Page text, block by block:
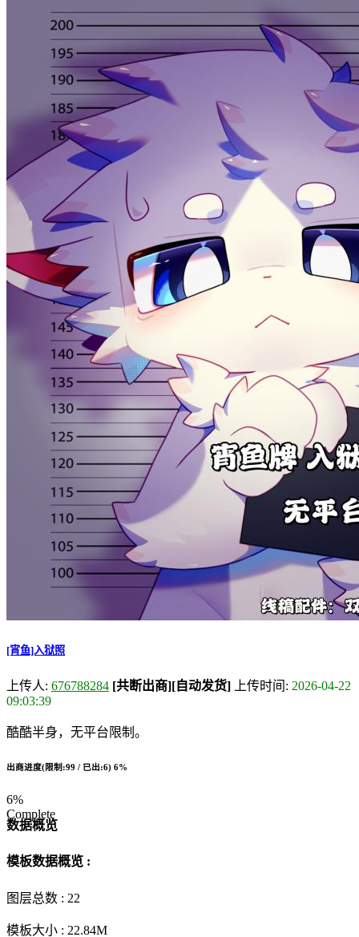
[宵鱼]入狱照
上传人: 676788284 [共断出商][自动发货] 上传时间: 2026-04-22
09:03:39
酷酷半身，无平台限制。
出商进度(限制:99 / 已出:6) 6%
6%
Complete
数据概览
模板数据概览 :
图层总数 : 22
模板大小 : 22.84M